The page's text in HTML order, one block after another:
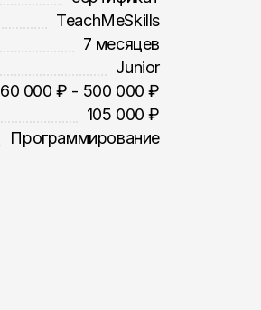
TeachMeSkills
7 месяцев
Junior
60 000 ₽ - 500 000 ₽
105 000 ₽
Программирование